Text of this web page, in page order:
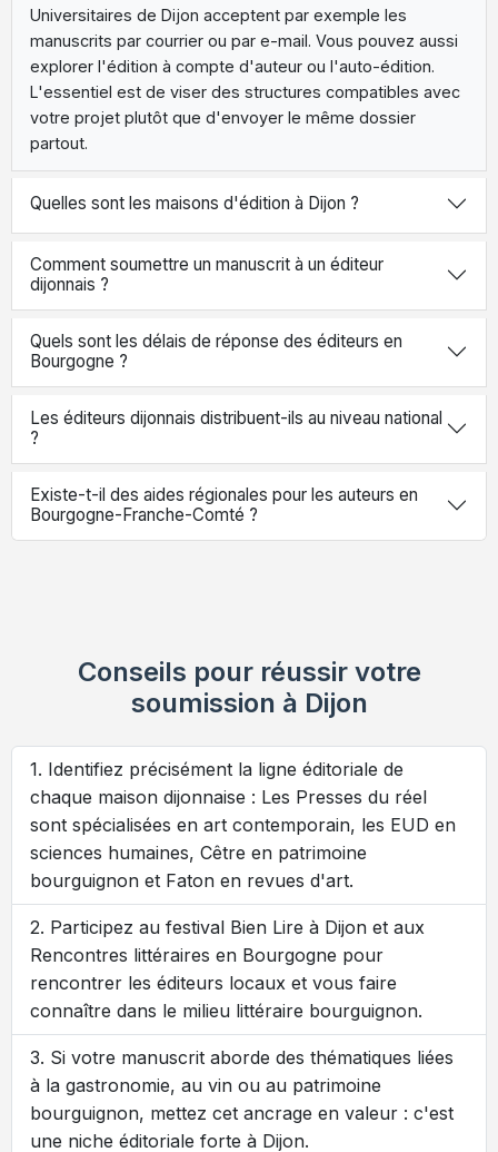
Universitaires de Dijon acceptent par exemple les
manuscrits par courrier ou par e-mail. Vous pouvez aussi
explorer l'édition à compte d'auteur ou l'auto-édition.
L'essentiel est de viser des structures compatibles avec
votre projet plutôt que d'envoyer le même dossier
partout.
Quelles sont les maisons d'édition à Dijon ?
Comment soumettre un manuscrit à un éditeur
dijonnais ?
Quels sont les délais de réponse des éditeurs en
Bourgogne ?
Les éditeurs dijonnais distribuent-ils au niveau national
?
Existe-t-il des aides régionales pour les auteurs en
Bourgogne-Franche-Comté ?
Conseils pour réussir votre
soumission à Dijon
Identifiez précisément la ligne éditoriale de
chaque maison dijonnaise : Les Presses du réel
sont spécialisées en art contemporain, les EUD en
sciences humaines, Cêtre en patrimoine
bourguignon et Faton en revues d'art.
Participez au festival Bien Lire à Dijon et aux
Rencontres littéraires en Bourgogne pour
rencontrer les éditeurs locaux et vous faire
connaître dans le milieu littéraire bourguignon.
Si votre manuscrit aborde des thématiques liées
à la gastronomie, au vin ou au patrimoine
bourguignon, mettez cet ancrage en valeur : c'est
une niche éditoriale forte à Dijon.